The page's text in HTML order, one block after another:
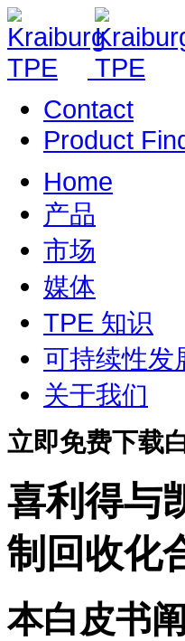
Contact
Product
Home
产品
市场
媒体
TPE 知识
可持续性发
关于我们
立即免费下载
喜利得与
制回收化
本白皮书